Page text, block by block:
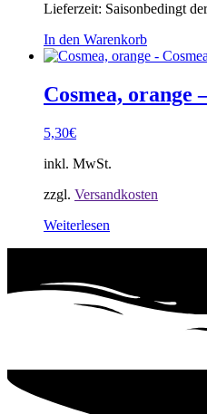
Lieferzeit: Saisonbedingt
In den Warenkorb
Cosmea, orange
5,30€
inkl. MwSt.
zzgl. Versandkosten
Weiterlesen